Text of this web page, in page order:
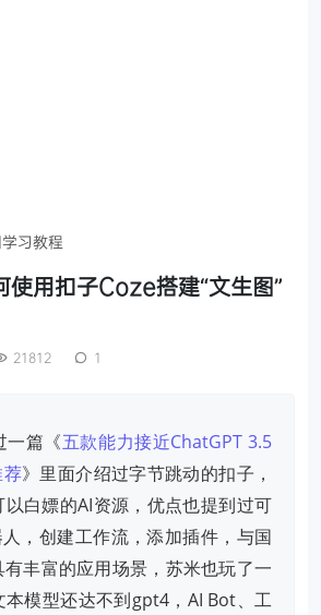
习教程
使用扣子Coze搭建“文生图”
21812 1
一篇《五款能力接近ChatGPT 3.5
荐》里面介绍过字节跳动的扣子，
以白嫖的AI资源，优点也提到过可
，创建工作流，添加插件，与国
丰富的应用场景，苏米也玩了一
本模型还达不到gpt4，AI Bot、工